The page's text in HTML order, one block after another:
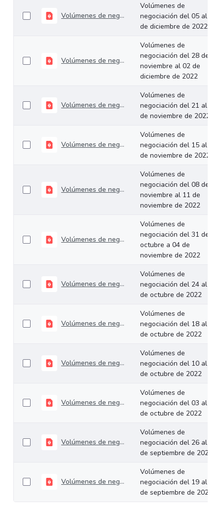
Volúmenes de negociación del 05 al 09 de diciembre de 2022
Volúmenes de
negociación del 05 al 09
de diciembre de 2022
Volúmenes de negociación del 28 de noviembre al 02 de diciembre de 2022
Volúmenes de
negociación del 28 de
noviembre al 02 de
diciembre de 2022
Volúmenes de negociación del 21 al 25 de noviembre de 2022
Volúmenes de
negociación del 21 al 25
de noviembre de 2022
Volúmenes de negociación del 15 al 18 de noviembre de 2022
Volúmenes de
negociación del 15 al 18
de noviembre de 2022
Volúmenes de negociación del 08 de noviembre al 11 de noviembre de 2022
Volúmenes de
negociación del 08 de
noviembre al 11 de
noviembre de 2022
Volúmenes de negociación del 31 de octubre a 04 de noviembre de 2022
Volúmenes de
negociación del 31 de
octubre a 04 de
noviembre de 2022
Volúmenes de negociación del 24 al 28 de octubre de 2022
Volúmenes de
negociación del 24 al 28
de octubre de 2022
Volúmenes de negociación del 18 al 21 de octubre de 2022
Volúmenes de
negociación del 18 al 21
de octubre de 2022
Volúmenes de negociación del 10 al 14 de octubre de 2022
Volúmenes de
negociación del 10 al 14
de octubre de 2022
Volúmenes de negociación del 03 al 07 de octubre de 2022
Volúmenes de
negociación del 03 al 07
de octubre de 2022
Volúmenes de negociación del 26 al 30 de septiembre de 2022
Volúmenes de
negociación del 26 al 30
de septiembre de 2022
Volúmenes de negociación del 19 al 23 de septiembre de 2022
Volúmenes de
negociación del 19 al 23
de septiembre de 2022